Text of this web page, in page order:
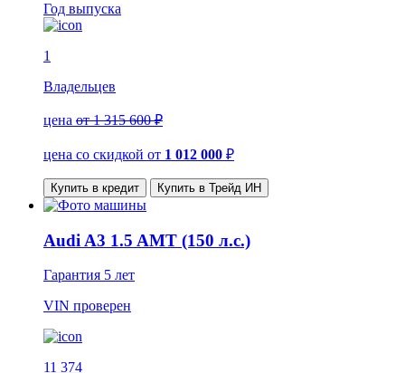
Год выпуска
1
Владельцев
цена от 1 315 600 ₽
цена со скидкой от 1 012 000 ₽
Купить в кредит Купить в Трейд ИН
Audi A3 1.5 AMT (150 л.с.)
Гарантия 5 лет
VIN проверен
11 374